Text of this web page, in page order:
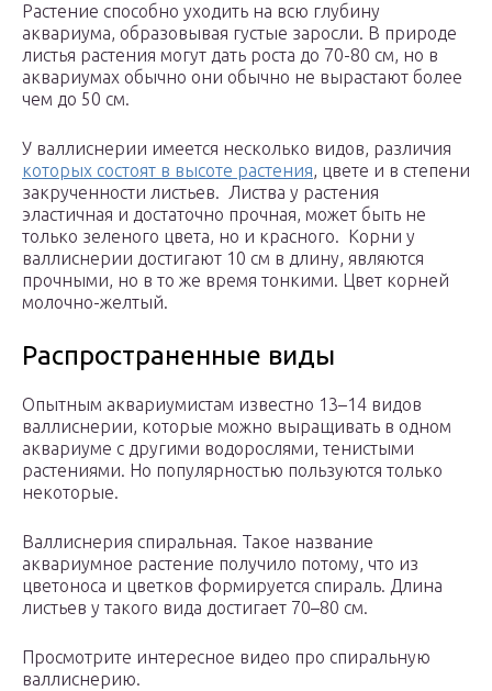
Растение способно уходить на всю глубину
аквариума, образовывая густые заросли. В природе
листья растения могут дать роста до 70-80 см, но в
аквариумах обычно они обычно не вырастают более
чем до 50 см.
У валлиснерии имеется несколько видов, различия
которых состоят в высоте растения, цвете и в степени
закрученности листьев. Листва у растения
эластичная и достаточно прочная, может быть не
только зеленого цвета, но и красного. Корни у
валлиснерии достигают 10 см в длину, являются
прочными, но в то же время тонкими. Цвет корней
молочно-желтый.
Распространенные виды
Опытным аквариумистам известно 13–14 видов
валлиснерии, которые можно выращивать в одном
аквариуме с другими водорослями, тенистыми
растениями. Но популярностью пользуются только
некоторые.
Валлиснерия спиральная. Такое название
аквариумное растение получило потому, что из
цветоноса и цветков формируется спираль. Длина
листьев у такого вида достигает 70–80 см.
Просмотрите интересное видео про спиральную
валлиснерию.